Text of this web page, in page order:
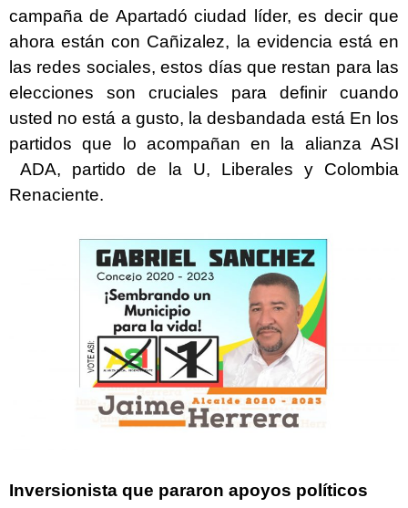
campaña de Apartadó ciudad líder, es decir que
ahora están con Cañizalez, la evidencia está en
las redes sociales, estos días que restan para las
elecciones son cruciales para definir cuando
usted no está a gusto, la desbandada está En los
partidos que lo acompañan en la alianza ASI
ADA, partido de la U, Liberales y Colombia
Renaciente.
Inversionista que pararon apoyos políticos